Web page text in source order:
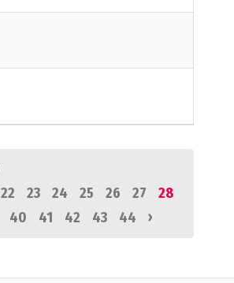
22 23 24 25 26 27
28
40 41 42 43 44 ›